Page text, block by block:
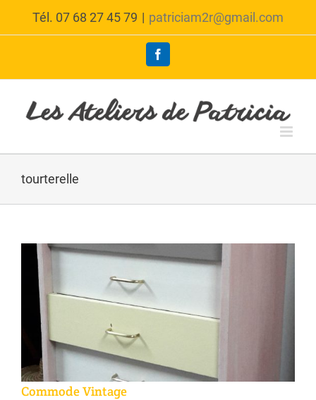
Tél. 07 68 27 45 79 | patriciam2r@gmail.com
Facebook
tourterelle
Commode Vintage